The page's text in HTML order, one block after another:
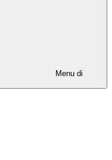
Menu di